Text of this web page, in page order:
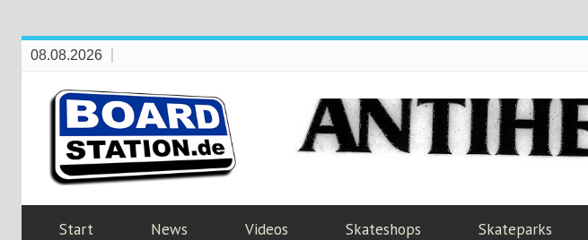
08.08.2026
Start News Videos Skateshops Skateparks